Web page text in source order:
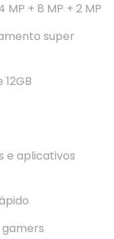
+ 8 MP + 2 MP
super
e aplicativos